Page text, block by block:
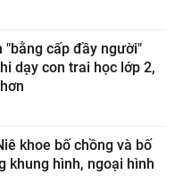
"bằng cấp đầy người"
dạy con trai học lớp 2,
khoe bố chồng và bố
khung hình, ngoại hình